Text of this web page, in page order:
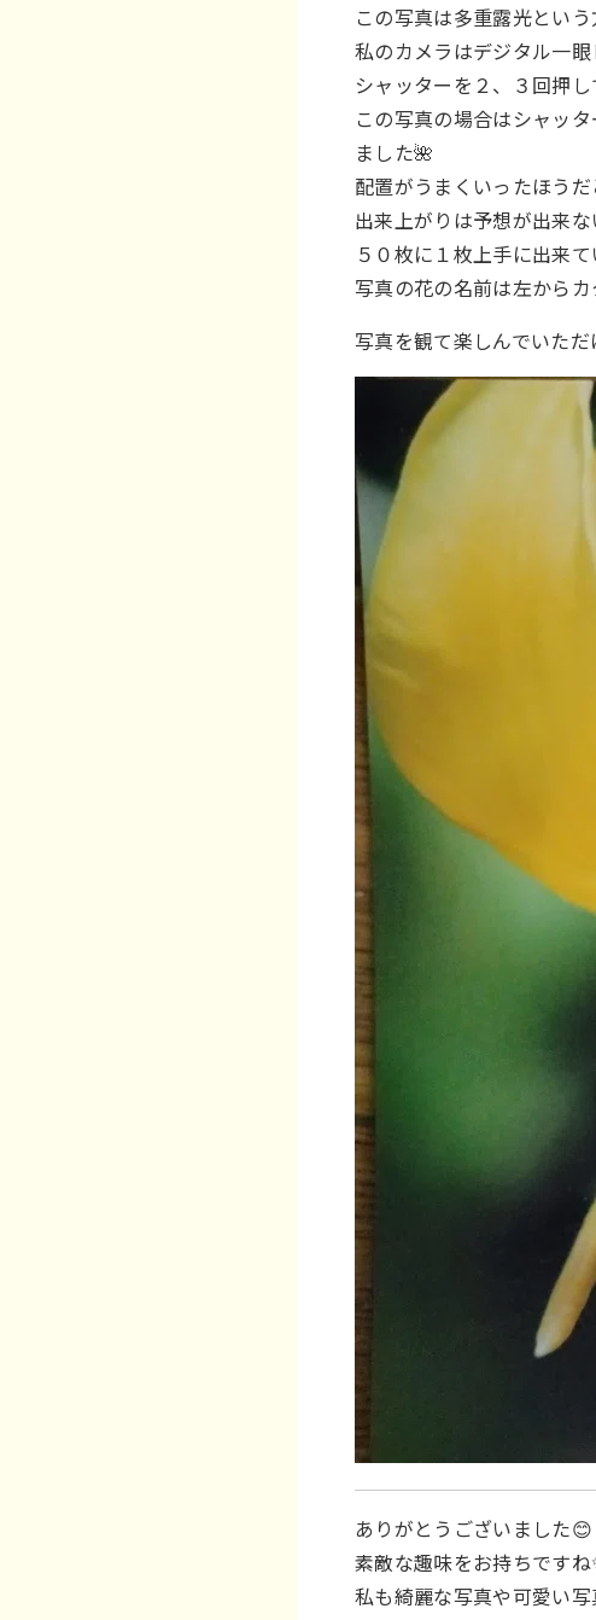
この写真は多重露光とい
私のカメラはデジタル一
シャッターを２、３回押
この写真の場合はシャッ
ました🌺
配置がうまくいったほう
出来上がりは予想が出来
５０枚に１枚上手に出来
写真の花の名前は左から
写真を観て楽しんでいた
ありがとうございました😊
素敵な趣味をお持ちですね
私も綺麗な写真や可愛い